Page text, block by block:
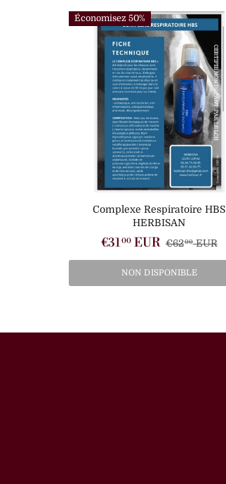
Économisez 50%
Complexe Respiratoire HBS
HERBISAN
€3100EUR €6200EUR
NON DISPONIBLE